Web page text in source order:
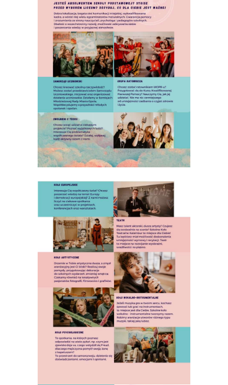
GALERIA ZDJĘĆ
KONTAKT